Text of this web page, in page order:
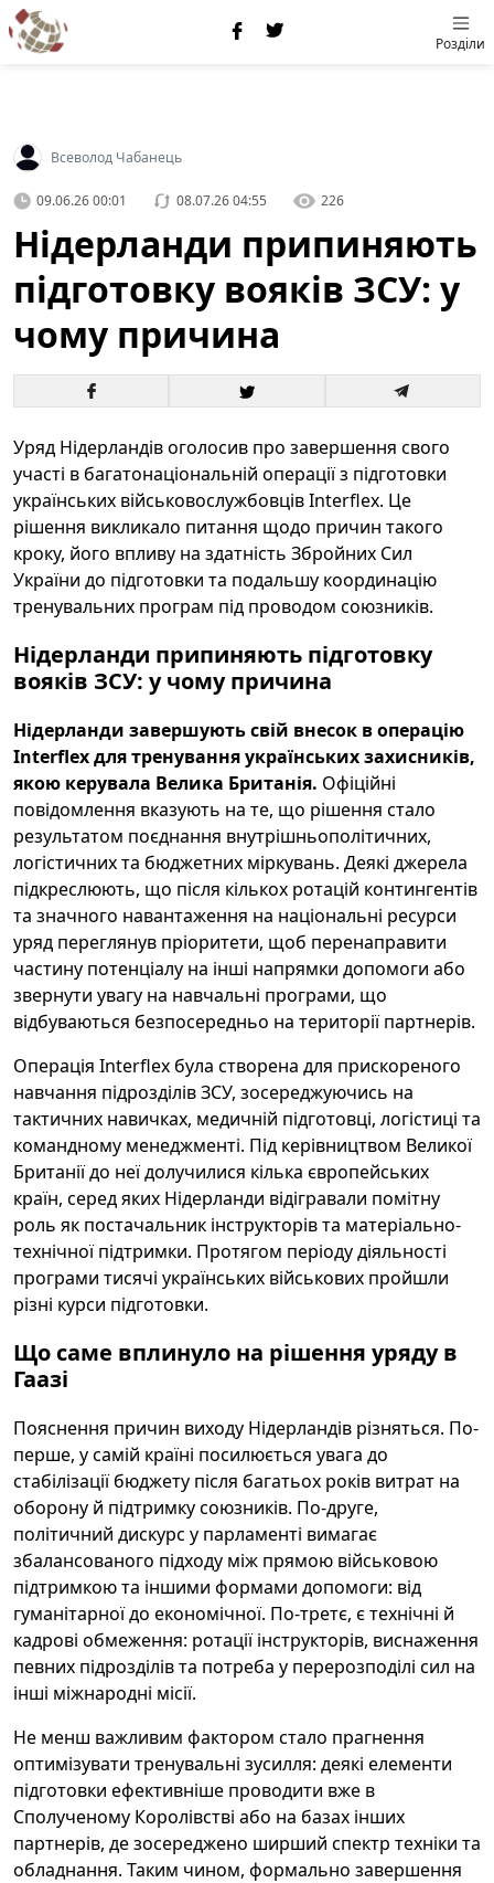
Розділи
Всеволод Чабанець
09.06.26 00:01 08.07.26 04:55 226
Нідерланди припиняють
підготовку вояків ЗСУ: у
чому причина
Уряд Нідерландів оголосив про завершення свого
участі в багатонаціональній операції з підготовки
українських військовослужбовців Interflex. Це
рішення викликало питання щодо причин такого
кроку, його впливу на здатність Збройних Сил
України до підготовки та подальшу координацію
тренувальних програм під проводом союзників.
Нідерланди припиняють підготовку
вояків ЗСУ: у чому причина
Нідерланди завершують свій внесок в операцію
Interflex для тренування українських захисників,
якою керувала Велика Британія. Офіційні
повідомлення вказують на те, що рішення стало
результатом поєднання внутрішньополітичних,
логістичних та бюджетних міркувань. Деякі джерела
підкреслюють, що після кількох ротацій контингентів
та значного навантаження на національні ресурси
уряд переглянув пріоритети, щоб перенаправити
частину потенціалу на інші напрямки допомоги або
звернути увагу на навчальні програми, що
відбуваються безпосередньо на території партнерів.
Операція Interflex була створена для прискореного
навчання підрозділів ЗСУ, зосереджуючись на
тактичних навичках, медичній підготовці, логістиці та
командному менеджменті. Під керівництвом Великої
Британії до неї долучилися кілька європейських
країн, серед яких Нідерланди відігравали помітну
роль як постачальник інструкторів та матеріально-
технічної підтримки. Протягом періоду діяльності
програми тисячі українських військових пройшли
різні курси підготовки.
Що саме вплинуло на рішення уряду в
Гаазі
Пояснення причин виходу Нідерландів різняться. По-
перше, у самій країні посилюється увага до
стабілізації бюджету після багатьох років витрат на
оборону й підтримку союзників. По-друге,
політичний дискурс у парламенті вимагає
збалансованого підходу між прямою військовою
підтримкою та іншими формами допомоги: від
гуманітарної до економічної. По-третє, є технічні й
кадрові обмеження: ротації інструкторів, виснаження
певних підрозділів та потреба у перерозподілі сил на
інші міжнародні місії.
Не менш важливим фактором стало прагнення
оптимізувати тренувальні зусилля: деякі елементи
підготовки ефективніше проводити вже в
Сполученому Королівстві або на базах інших
партнерів, де зосереджено ширший спектр техніки та
обладнання. Таким чином, формально завершення